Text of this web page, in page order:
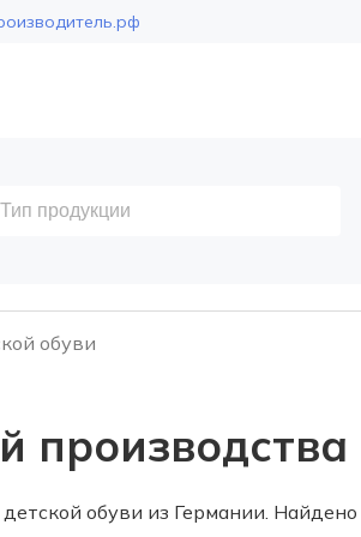
обуви
производства
обуви из Германии. Найдено